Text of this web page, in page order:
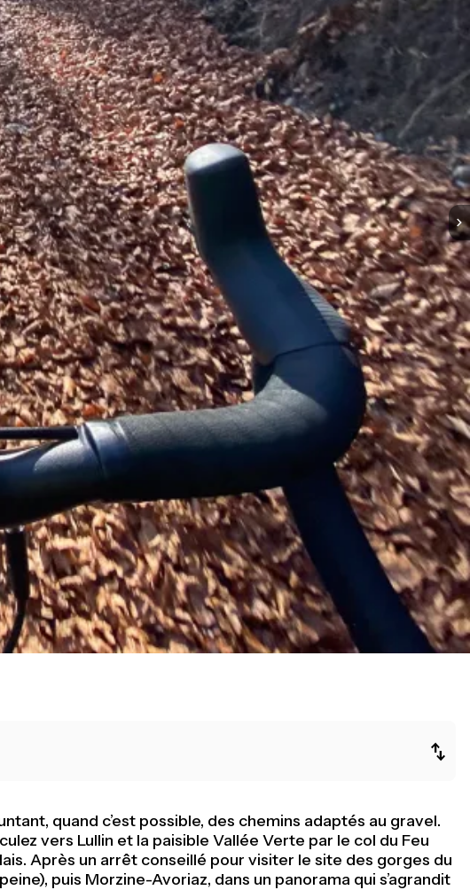
quand c’est possible, des chemins adaptés au gravel.
vers Lullin et la paisible Vallée Verte par le col du Feu
Après un arrêt conseillé pour visiter le site des gorges du
puis Morzine-Avoriaz, dans un panorama qui s’agrandit